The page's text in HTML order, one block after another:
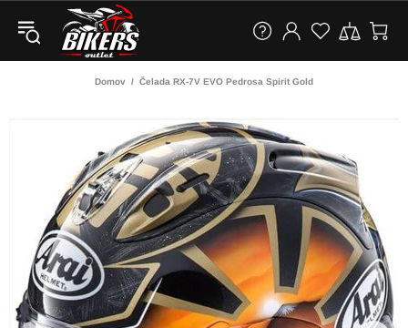
Domov Čelada RX-7V EVO Pedrosa Spirit Gold